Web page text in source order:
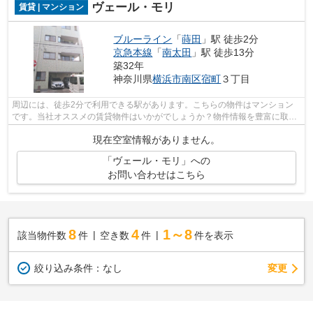
賃貸 | マンション ヴェール・モリ
ブルーライン 「蒔田 」駅 徒歩2分
京急本線 「南太田 」駅 徒歩13分
築32年
神奈川県横浜市南区宿町３丁目
周辺には、徒歩2分で利用できる駅があります。こちらの物件はマンション
です。当社オススメの賃貸物件はいかがでしょうか？物件情報を豊富に取り
現在空室情報がありません。
「ヴェール・モリ」への
お問い合わせはこちら
該当物件数 8件 空き数 4 件 1～8 件を表示
絞り込み条件： なし 変更